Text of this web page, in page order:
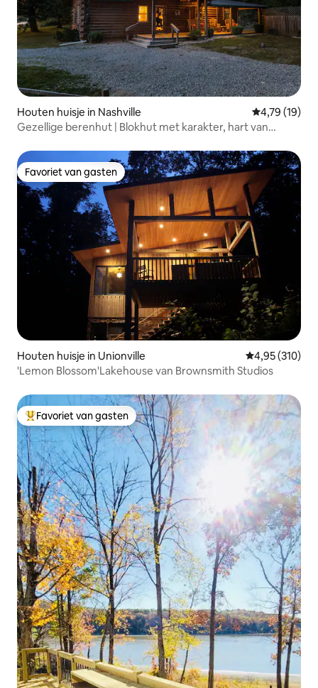
Houten huisje in Nashville Gemiddelde
4,79 (19)
Gezellige berenhut | Blokhut met karakter, hart van
Favoriet van gasten
Favoriet van gasten
Houten huisje in Unionville Gemiddelde
4,95 (310)
'Lemon Blossom'Lakehouse van Brownsmith Studios
Topfavoriet van gasten
Favoriet van gasten